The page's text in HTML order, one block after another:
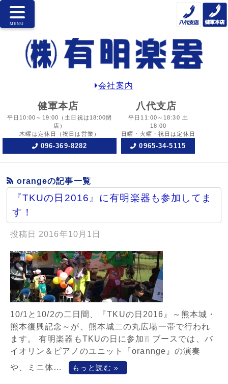
会社案内
健軍本店
平日10:00～19:00
（土日祝は18:00閉
店）
木曜は定休日
（祝日は営業）
096-369-8282
八代支店
平日11:00～18:30 土
18:00
日曜・火曜・祝日は定休日
0965-34-5115
orangeの記事一覧
『TKUの日2016』に有明楽器も参加してま
す！
投稿日 2016年10月1日
10/1と10/2の二日間、『TKUの日2016』～熊本城・
熊本復興記念～が、熊本城二の丸広場一帯で行われ
ます。 有明楽器もTKUの日に参加❕❕ ブースでは、バ
イオリン＆ピアノのユニット『orannge』の演奏
や、ミニ体…
もっと読む »